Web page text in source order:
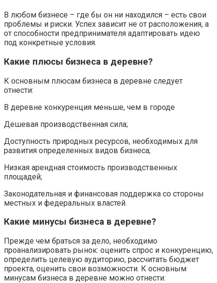
В любом бизнесе – где бы он ни находился – есть свои
проблемы и риски. Успех зависит не от расположения, а
от способности предпринимателя адаптировать идею
под конкретные условия.
Какие плюсы бизнеса в деревне?
К основным плюсам бизнеса в деревне следует
отнести:
В деревне конкуренция меньше, чем в городе
Дешевая производственная сила;
Доступность природных ресурсов, необходимых для
развития определенных видов бизнеса;
Низкая арендная стоимость производственных
площадей;
Законодательная и финансовая поддержка со стороны
местных и федеральных властей.
Какие минусы бизнеса в деревне?
Прежде чем браться за дело, необходимо
проанализировать рынок: оценить спрос и конкуренцию,
определить целевую аудиторию, рассчитать бюджет
проекта, оценить свои возможности. К основным
минусам бизнеса в деревне можно отнести: